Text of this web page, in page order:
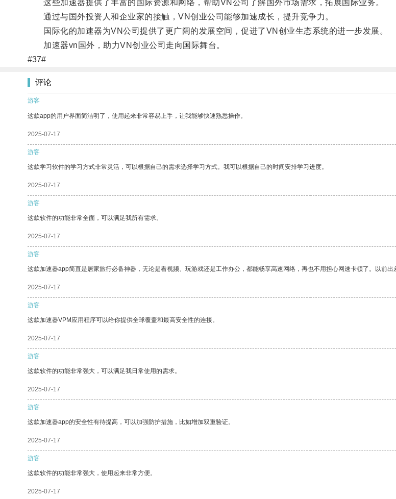
这些加速器提供了丰富的国际资源和网络，帮助VN公司了解国外市场需求，拓展国际业务。
通过与国外投资人和企业家的接触，VN创业公司能够加速成长，提升竞争力。
国际化的加速器为VN公司提供了更广阔的发展空间，促进了VN创业生态系统的进一步发展。
加速器vn国外，助力VN创业公司走向国际舞台。
#37#
评论
游客
这款app的用户界面简洁明了，使用起来非常容易上手，让我能够快速熟悉操作。
2025-07-17
游客
这款学习软件的学习方式非常灵活，可以根据自己的需求选择学习方式。我可以根据自己的时间安排学习进度。
2025-07-17
游客
这款软件的功能非常全面，可以满足我所有需求。
2025-07-17
游客
这款加速器app简直是居家旅行必备神器，无论是看视频、玩游戏还是工作办公，都能畅享高速网络，再也不用担心网速卡顿了。以前
2025-07-17
游客
这款加速器VPM应用程序可以给你提供全球覆盖和最高安全性的连接。
2025-07-17
游客
这款软件的功能非常强大，可以满足我日常使用的需求。
2025-07-17
游客
这款加速器app的安全性有待提高，可以加强防护措施，比如增加双重验证。
2025-07-17
游客
这款软件的功能非常强大，使用起来非常方便。
2025-07-17